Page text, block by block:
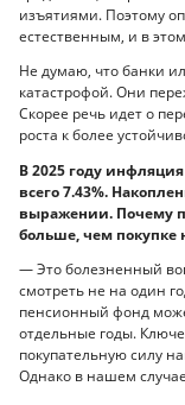
изъятиями. Поэтому
естественным, и в
Не думаю, что банки
катастрофой. Они
Скорее речь идет о
роста к более
В 2025 году
всего 7.43%.
выражении. Почему
больше, чем
— Это болезненный
смотреть не на один
пенсионный фонд
отдельные годы.
покупательную силу
Однако в нашем